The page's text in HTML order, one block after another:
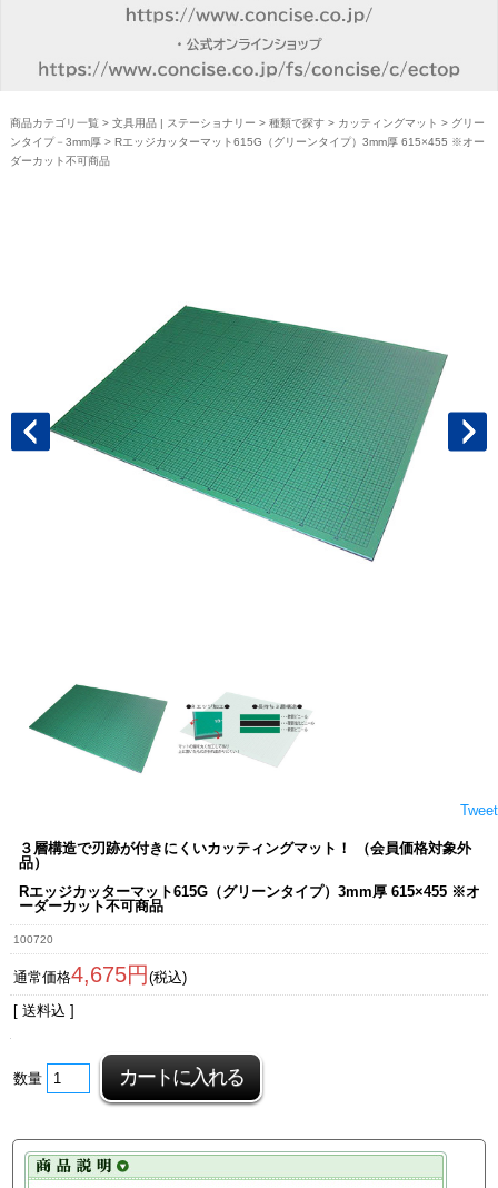
商品カテゴリ一覧 > 文具用品 | ステーショナリー > 種類で探す> カッティングマット > グリー
ンタイプ－3mm厚> Rエッジカッターマット615G（グリーンタイプ）3mm厚 615×455 ※オー
ダーカット不可商品
Tweet
３層構造で刃跡が付きにくいカッティングマット！ （会員価格対象外
品）
Rエッジカッターマット615G（グリーンタイプ）3mm厚 615×455 ※オ
ーダーカット不可商品
100720
通常価格4,675円 (税込)
[ 送料込 ]
数量